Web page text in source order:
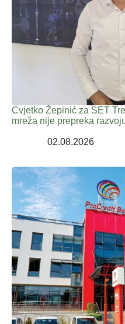
Cvjetko Žepinić za SET
mreža nije prepreka
02.08.2026